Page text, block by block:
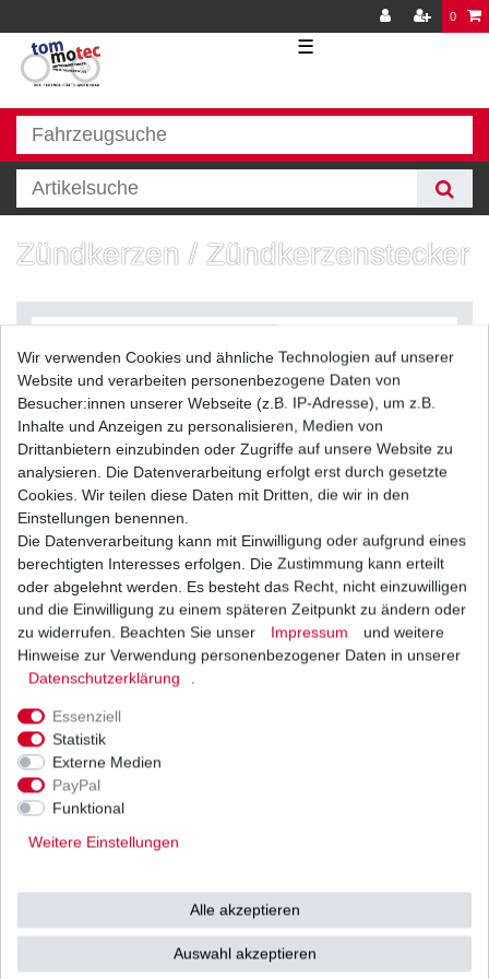
0
☰
Zündkerzen / Zündkerzenstecker
Filter
Zündkerze NGK CR9EK
UVP 18,52 € 12,95 € *
1 Stück | 12,95 € / Stück
inkl. ges. MwSt. zzgl.
Versand
Ab einem Warenwert von
500 Euro versenden wir
53783 Eitorf (
unbedingt Termin
Wir verwenden Cookies und ähnliche Technologien auf unserer
Website und verarbeiten personenbezogene Daten von
Besucher:innen unserer Webseite (z.B. IP-Adresse), um z.B.
Inhalte und Anzeigen zu personalisieren, Medien von
Drittanbietern einzubinden oder Zugriffe auf unsere Website zu
analysieren. Die Datenverarbeitung erfolgt erst durch gesetzte
Cookies. Wir teilen diese Daten mit Dritten, die wir in den
Einstellungen benennen.
Die Datenverarbeitung kann mit Einwilligung oder aufgrund eines
berechtigten Interesses erfolgen. Die Zustimmung kann erteilt
oder abgelehnt werden. Es besteht das Recht, nicht einzuwilligen
und die Einwilligung zu einem späteren Zeitpunkt zu ändern oder
zu widerrufen. Beachten Sie unser
Impressum
und weitere
Hinweise zur Verwendung personenbezogener Daten in unserer
Daten­schutz­erklärung
Essenziell
Statistik
Externe Medien
PayPal
Funktional
Weitere Einstellungen
Alle akzeptieren
Auswahl akzeptieren